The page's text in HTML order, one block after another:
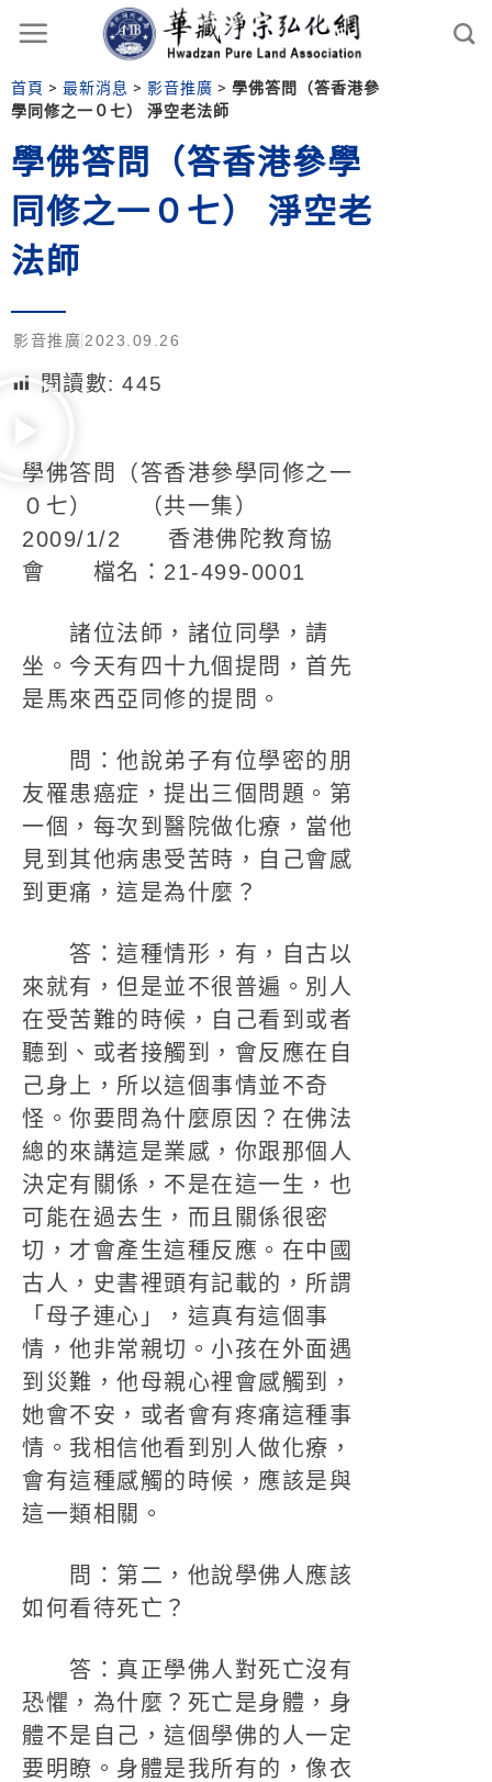
首頁 > 最新消息 > 影音推廣 > 學佛答問（答香港參
學同修之一０七） 淨空老法師
學佛答問（答香港參學
同修之一０七） 淨空老
法師
影音推廣 2023.09.26
閱讀數: 445
學佛答問（答香港參學同修之一
０七） （共一集）
2009/1/2 香港佛陀教育協
會 檔名：21-499-0001
諸位法師，諸位同學，請
坐。今天有四十九個提問，首先
是馬來西亞同修的提問。
問：他說弟子有位學密的朋
友罹患癌症，提出三個問題。第
一個，每次到醫院做化療，當他
見到其他病患受苦時，自己會感
到更痛，這是為什麼？
答：這種情形，有，自古以
來就有，但是並不很普遍。別人
在受苦難的時候，自己看到或者
聽到、或者接觸到，會反應在自
己身上，所以這個事情並不奇
怪。你要問為什麼原因？在佛法
總的來講這是業感，你跟那個人
決定有關係，不是在這一生，也
可能在過去生，而且關係很密
切，才會產生這種反應。在中國
古人，史書裡頭有記載的，所謂
「母子連心」，這真有這個事
情，他非常親切。小孩在外面遇
到災難，他母親心裡會感觸到，
她會不安，或者會有疼痛這種事
情。我相信他看到別人做化療，
會有這種感觸的時候，應該是與
這一類相關。
問：第二，他說學佛人應該
如何看待死亡？
答：真正學佛人對死亡沒有
恐懼，為什麼？死亡是身體，身
體不是自己，這個學佛的人一定
要明瞭。身體是我所有的，像衣